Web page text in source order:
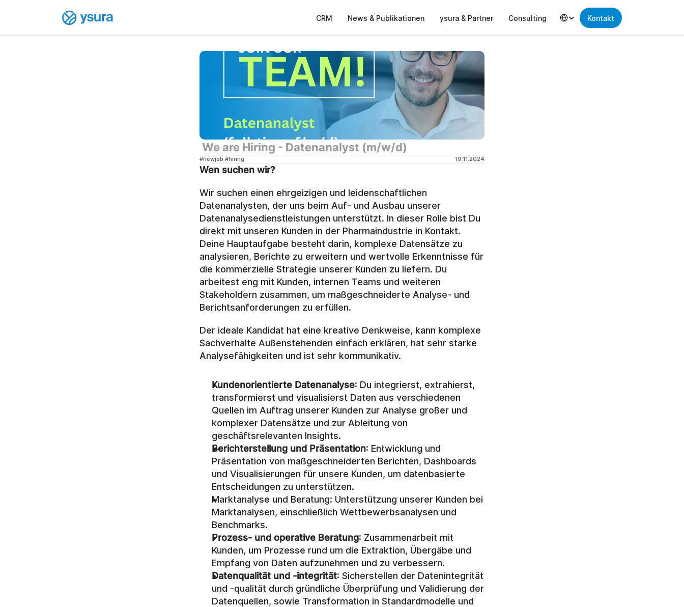
CRM News & Publikationen ysura & Partner Consulting
Select Language
Kontakt
We are Hiring - Datenanalyst (m/w/d)
#newjob #hiring 19.11.2024
Wen suchen wir?
Wir suchen einen ehrgeizigen und leidenschaftlichen
Datenanalysten, der uns beim Auf- und Ausbau unserer
Datenanalysedienstleistungen unterstützt. In dieser Rolle bist Du
direkt mit unseren Kunden in der Pharmaindustrie in Kontakt.
Deine Hauptaufgabe besteht darin, komplexe Datensätze zu
analysieren, Berichte zu erweitern und wertvolle Erkenntnisse für
die kommerzielle Strategie unserer Kunden zu liefern. Du
arbeitest eng mit Kunden, internen Teams und weiteren
Stakeholdern zusammen, um maßgeschneiderte Analyse- und
Berichtsanforderungen zu erfüllen.
Der ideale Kandidat hat eine kreative Denkweise, kann komplexe
Sachverhalte Außenstehenden einfach erklären, hat sehr starke
Analysefähigkeiten und ist sehr kommunikativ.
Kundenorientierte Datenanalyse: Du integrierst, extrahierst,
transformierst und visualisierst Daten aus verschiedenen
Quellen im Auftrag unserer Kunden zur Analyse großer und
komplexer Datensätze und zur Ableitung von
geschäftsrelevanten Insights.
Berichterstellung und Präsentation: Entwicklung und
Präsentation von maßgeschneiderten Berichten, Dashboards
und Visualisierungen für unsere Kunden, um datenbasierte
Entscheidungen zu unterstützen.
Marktanalyse und Beratung: Unterstützung unserer Kunden bei
Marktanalysen, einschließlich Wettbewerbsanalysen und
Benchmarks.
Prozess- und operative Beratung: Zusammenarbeit mit
Kunden, um Prozesse rund um die Extraktion, Übergäbe und
Empfang von Daten aufzunehmen und zu verbessern.
Datenqualität und -integrität: Sicherstellen der Datenintegrität
und -qualität durch gründliche Überprüfung und Validierung der
Datenquellen, sowie Transformation in Standardmodelle und